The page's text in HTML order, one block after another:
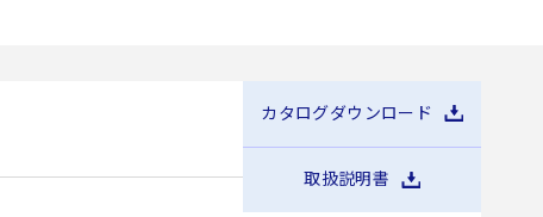
KMC15 KMC30
カタログダウンロード
取扱説明書